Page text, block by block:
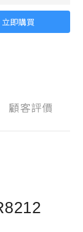
立即購買
顧客評價